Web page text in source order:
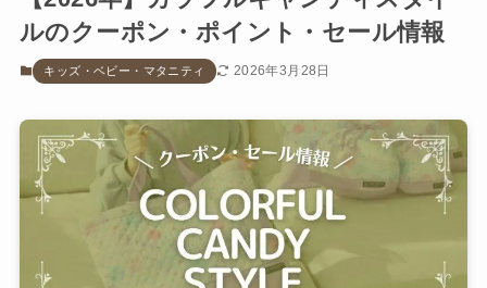
ルのクーポン・ポイント・セール情報
キッズ・ベビー・マタニティ 2026年3月28日